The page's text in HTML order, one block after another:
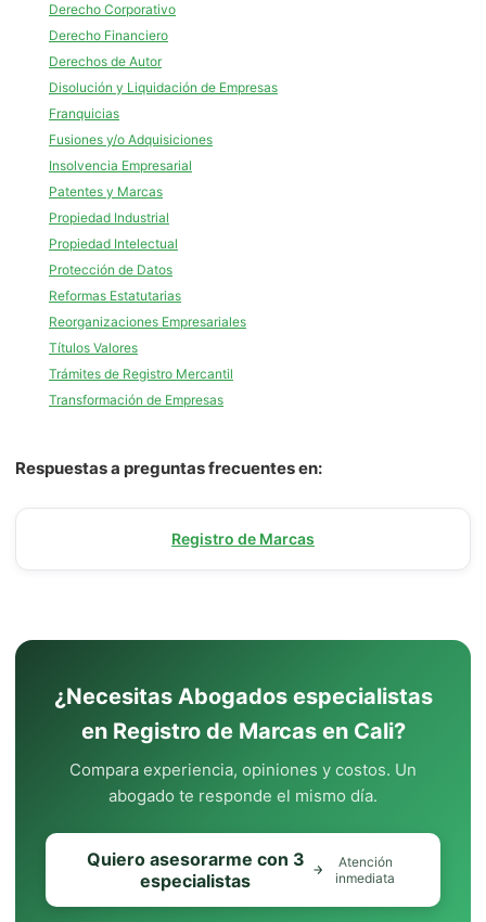
Derecho Corporativo
Derecho Financiero
Derechos de Autor
Disolución y Liquidación de Empresas
Franquicias
Fusiones y/o Adquisiciones
Insolvencia Empresarial
Patentes y Marcas
Propiedad Industrial
Propiedad Intelectual
Protección de Datos
Reformas Estatutarias
Reorganizaciones Empresariales
Títulos Valores
Trámites de Registro Mercantil
Transformación de Empresas
Respuestas a preguntas frecuentes en:
Registro de Marcas
¿Necesitas Abogados especialistas
en Registro de Marcas en Cali?
Compara experiencia, opiniones y costos. Un
abogado te responde el mismo día.
Quiero asesorarme con 3
especialistas
Atención
inmediata